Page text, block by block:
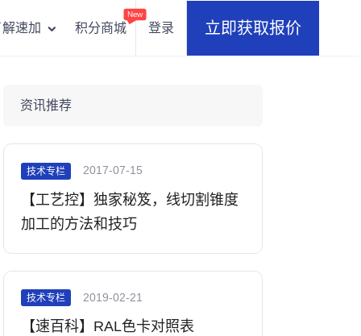
速加 积分商城
New
登录 立即获取报价
资讯推荐
技术专栏 2017-07-15
【工艺控】独家秘笈，线切割锥度
加工的方法和技巧
技术专栏 2019-02-21
【速百科】RAL色卡对照表